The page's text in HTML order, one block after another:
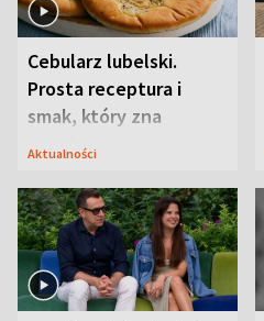
Cebularz lubelski.
Prosta receptura i
smak, który zna
Lubelszczyzna
Aktualności